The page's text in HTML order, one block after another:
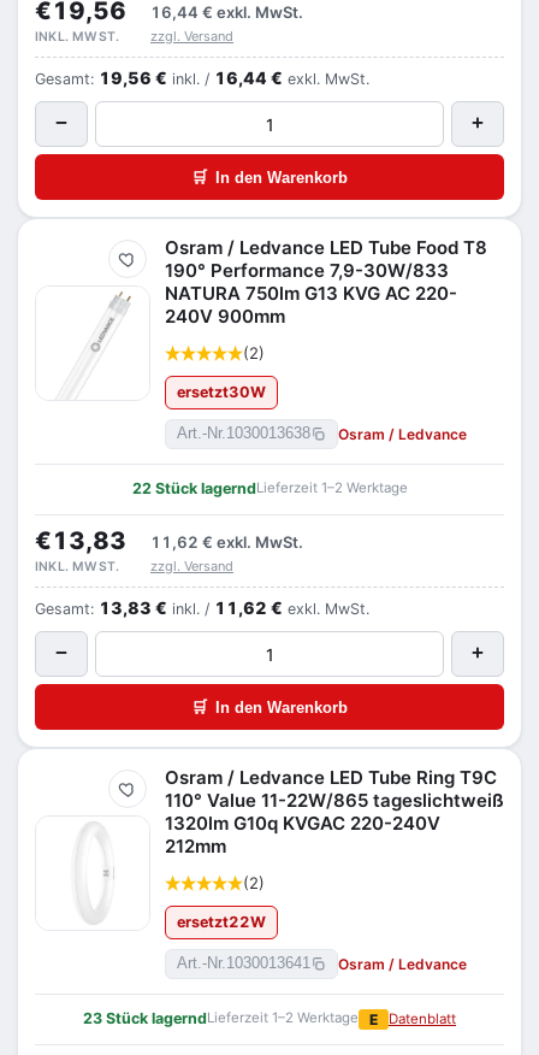
€19,56 16,44 € exkl. MwSt.
INKL. MWST. zzgl. Versand
Gesamt: 19,56 € inkl. / 16,44 € exkl. MwSt.
− +
🛒 In den Warenkorb
Merken
Osram / Ledvance LED Tube Food T8
190° Performance 7,9-30W/833
NATURA 750lm G13 KVG AC 220-
240V 900mm
(2)
ersetzt30W
Art.-Nr.1030013638 Osram / Ledvance
22 Stück lagerndLieferzeit 1–2 Werktage
€13,83 11,62 € exkl. MwSt.
INKL. MWST. zzgl. Versand
Gesamt: 13,83 € inkl. / 11,62 € exkl. MwSt.
− +
🛒 In den Warenkorb
Merken
Osram / Ledvance LED Tube Ring T9C
110° Value 11-22W/865 tageslichtweiß
1320lm G10q KVGAC 220-240V
212mm
(2)
ersetzt22W
Art.-Nr.1030013641 Osram / Ledvance
23 Stück lagerndLieferzeit 1–2 Werktage E Datenblatt